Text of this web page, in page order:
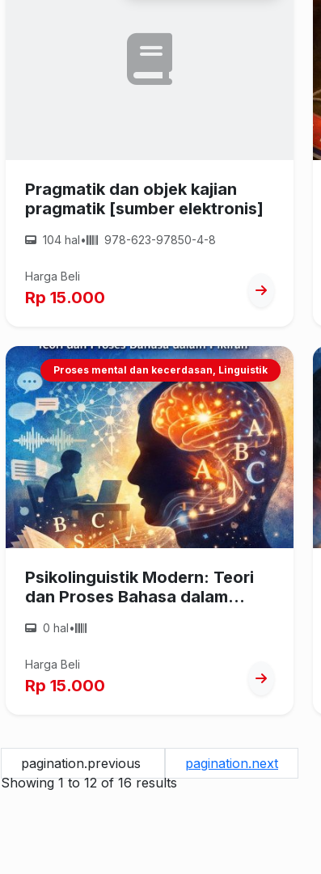
Pragmatik dan objek kajian
pragmatik [sumber elektronis]
104 hal• 978-623-97850-4-8
Harga Beli
Rp 15.000
Proses mental dan kecerdasan, Linguistik
Psikolinguistik Modern: Teori
dan Proses Bahasa dalam
0 hal•
Harga Beli
Rp 15.000
pagination.previous
pagination.next
Showing1to12of16results